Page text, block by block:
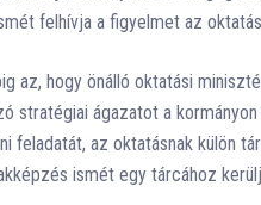
felhívja a figyelmet az
az, hogy önálló oktatási
stratégiai ágazatot a
feladatát, az oktatásnak külön
ismét egy tárcához